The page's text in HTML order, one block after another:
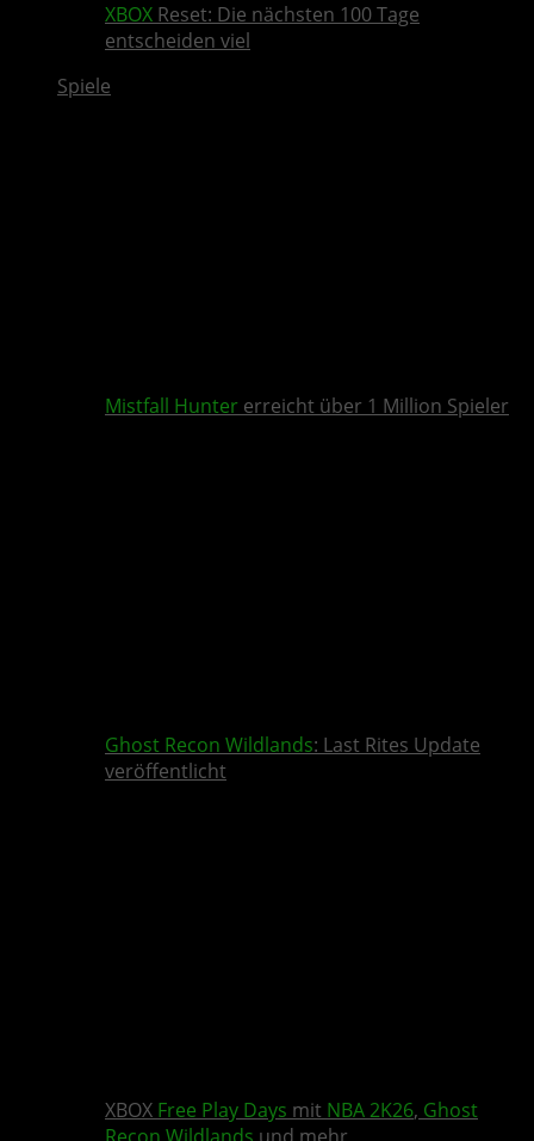
XBOX Reset: Die nächsten 100 Tage
entscheiden viel
Spiele
Mistfall Hunter erreicht über 1 Million Spieler
Ghost Recon Wildlands: Last Rites Update
veröffentlicht
XBOX Free Play Days mit NBA 2K26, Ghost